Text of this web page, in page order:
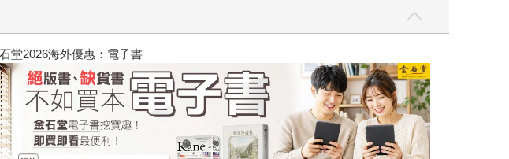
石堂暑假漫博〈你好，我吃一點〉第二波